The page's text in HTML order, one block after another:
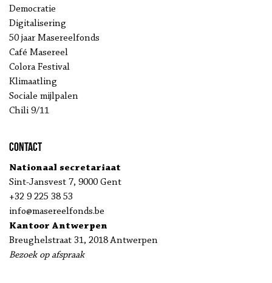
Democratie
Digitalisering
50 jaar Masereelfonds
Café Masereel
Colora Festival
Klimaatling
Sociale mijlpalen
Chili 9/11
Contact
Nationaal secretariaat
Sint-Jansvest 7, 9000 Gent
+32 9 225 38 53
info@masereelfonds.be
Kantoor Antwerpen
Breughelstraat 31, 2018 Antwerpen
Bezoek op afspraak